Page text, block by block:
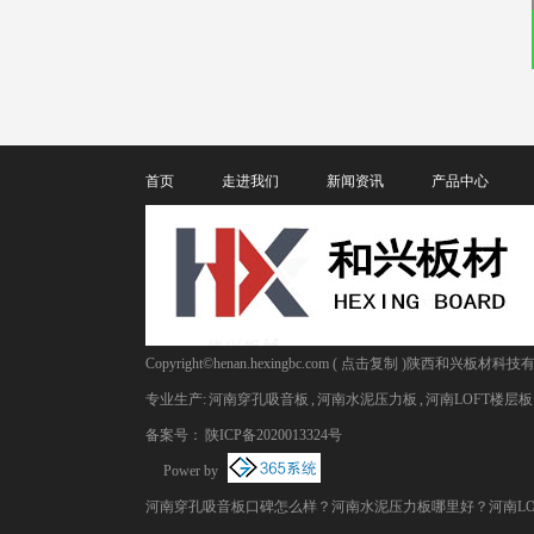
首页 走进我们 新闻资讯 产品中心
Copyright©henan.hexingbc.com ( 点击复制 )陕西和兴板材科技
专业生产: 河南穿孔吸音板 , 河南水泥压力板 , 河南LOFT楼层板
备案号： 陕ICP备2020013324号
Power by
河南穿孔吸音板口碑怎么样？河南水泥压力板哪里好？河南